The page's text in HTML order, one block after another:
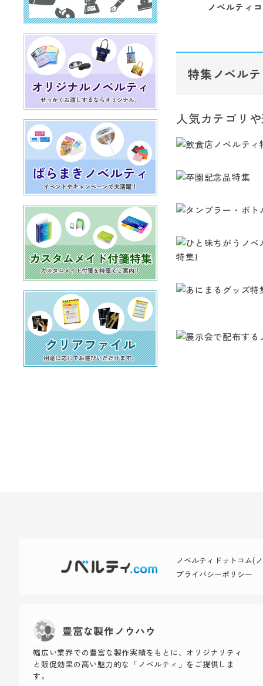
ノベルティ
特集ノベル
人気カテゴリ
ノベルティドットコム(
プライバシーポリシー
豊富な製作ノウハウ
幅広い業界での豊富な製作実績をもとに、オリジナリティ
と販促効果の高い魅力的な「ノベルティ」をご提供しま
す。